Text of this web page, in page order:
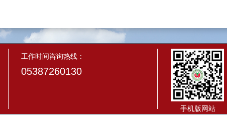
工作时间咨询热线：
05387260130
手机版网站